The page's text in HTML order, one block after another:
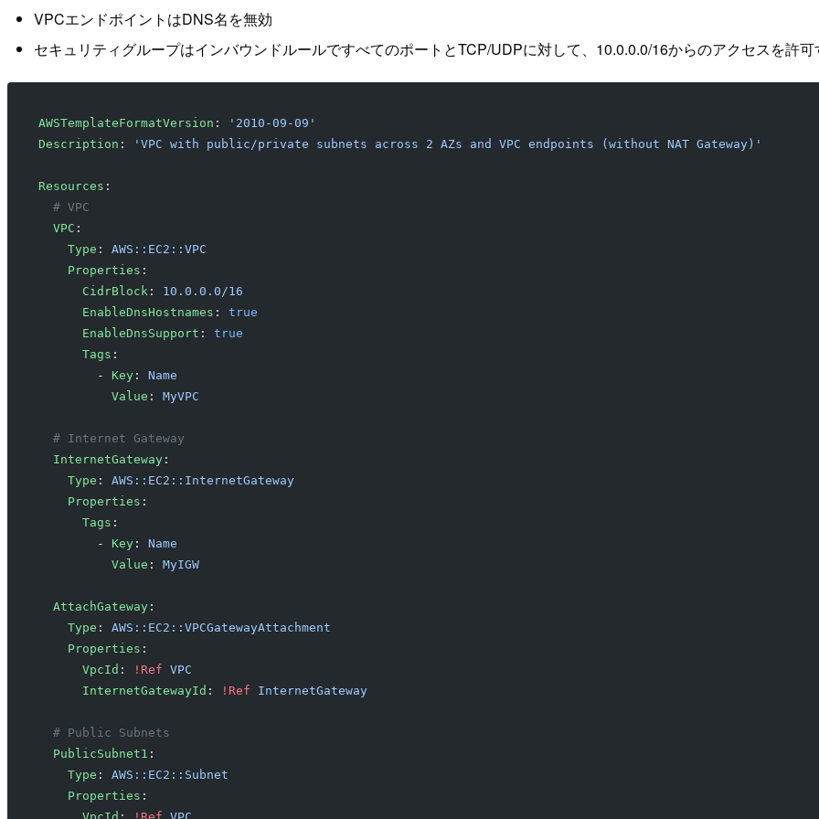
VPCエンドポイントはDNS名を無効
セキュリティグループはインバウンドルールですべてのポートとTCP/UDPに対して、10.0.0.0/16からのアクセスを許可
AWSTemplateFormatVersion :
'2010-09-09'
Description : 'VPC with public/private subnets across 2 AZs and VPC endpoints (without NAT Gateway)'
Resources :
  # VPC
  VPC
:
    Type
: AWS::EC2::VPC
    Properties
:
      CidrBlock
: 10.0.0.0/16
      EnableDnsHostnames
: true
      EnableDnsSupport
: true
      Tags
:
        -
Key : Name
          Value
: MyVPC
  # Internet Gateway
  InternetGateway
:
    Type
: AWS::EC2::InternetGateway
    Properties
:
      Tags
:
        -
Key : Name
          Value
: MyIGW
  AttachGateway
:
    Type
: AWS::EC2::VPCGatewayAttachment
    Properties
:
      VpcId
: !Ref VPC
      InternetGatewayId
: !Ref InternetGateway
  # Public Subnets
  PublicSubnet1
:
    Type
: AWS::EC2::Subnet
    Properties
: